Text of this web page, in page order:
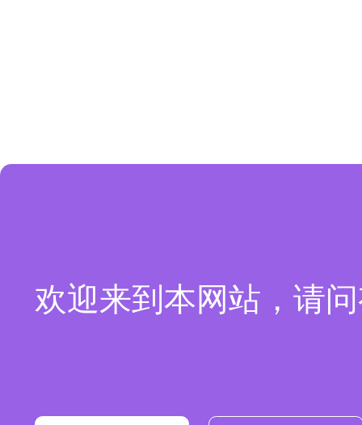
欢迎来到本网站，请